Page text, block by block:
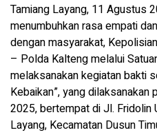
Tamiang Layang, 11 Agustus
menumbuhkan rasa empati
dengan masyarakat,
– Polda Kalteng melalui
melaksanakan kegiatan bakti
Kebaikan”, yang
2025, bertempat di Jl. Fridolin
Layang, Kecamatan Dusun